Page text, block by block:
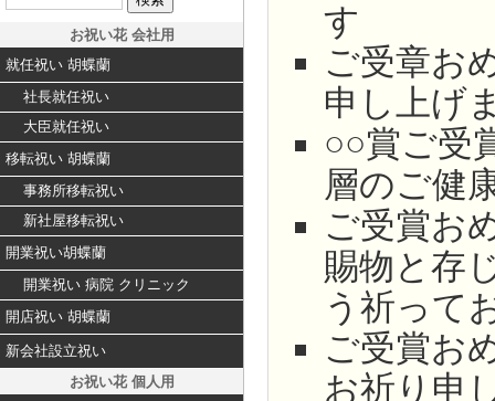
お祝い花 会社用
就任祝い 胡蝶蘭
社長就任祝い
大臣就任祝い
移転祝い 胡蝶蘭
事務所移転祝い
新社屋移転祝い
開業祝い胡蝶蘭
開業祝い 病院 クリニック
開店祝い 胡蝶蘭
新会社設立祝い
お祝い花 個人用
す
ご受章お
申し上げ
○○賞ご受
層のご健
ご受賞お
賜物と存
う祈って
ご受賞お
お祈り申